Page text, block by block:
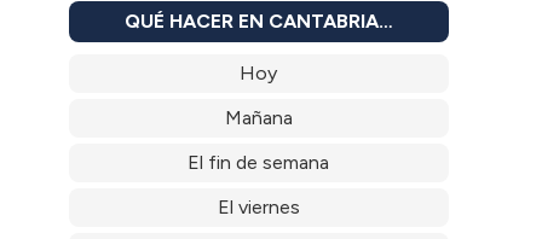
QUÉ HACER EN CANTABRIA…
Hoy
Mañana
El fin de semana
El viernes